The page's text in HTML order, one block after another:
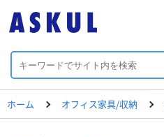
ホーム オフィス家具/収納